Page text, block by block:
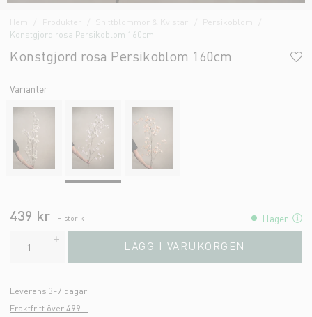
Hem Produkter Snittblommor & Kvistar
Persikoblom
Konstgjord rosa Persikoblom 160cm
Konstgjord rosa Persikoblom 160cm
Varianter
439 kr Historik I lager
LÄGG I VARUKORGEN
Leverans 3-7 dagar
Fraktfritt över 499 :-